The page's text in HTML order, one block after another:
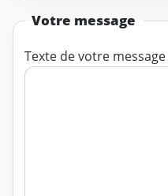
Votre message